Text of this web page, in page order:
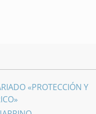
«PROTECCIÓN Y